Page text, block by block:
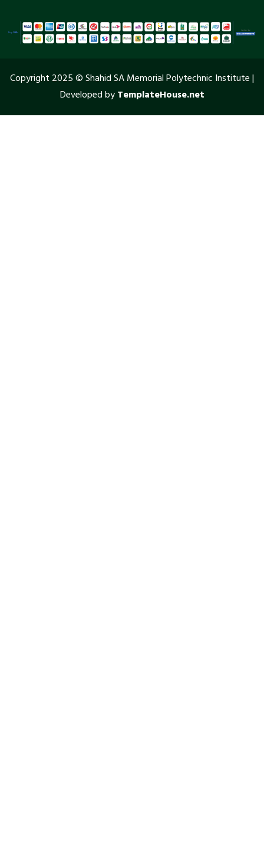
Copyright 2025 © Shahid SA Memorial Polytechnic Institute |
Developed byTemplateHouse.net